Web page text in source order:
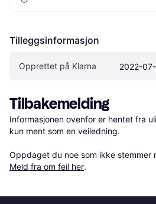
Tilleggsinformasjon
Opprettet på Klarna 2022-
Tilbakemelding
Informasjonen ovenfor er hentet fra
kun ment som en veiledning.
Oppdaget du noe som ikke
Meld fra om feil her.